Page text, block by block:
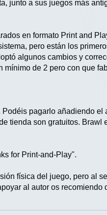
junto a sus juegos más
en formato Print and
pero están los
algunos cambios y
de 2 pero con que
pagarlo añadiendo el
tienda son gratuitos. Brawl
for Print-and-Play".
física del juego, pero al
al autor os recomiendo